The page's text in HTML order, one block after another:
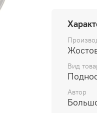
Вид
Автор